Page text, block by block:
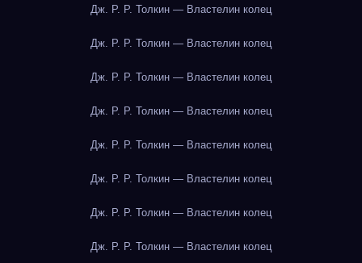
Дж. Р. Р. Толкин — Властелин колец
Дж. Р. Р. Толкин — Властелин колец
Дж. Р. Р. Толкин — Властелин колец
Дж. Р. Р. Толкин — Властелин колец
Дж. Р. Р. Толкин — Властелин колец
Дж. Р. Р. Толкин — Властелин колец
Дж. Р. Р. Толкин — Властелин колец
Дж. Р. Р. Толкин — Властелин колец